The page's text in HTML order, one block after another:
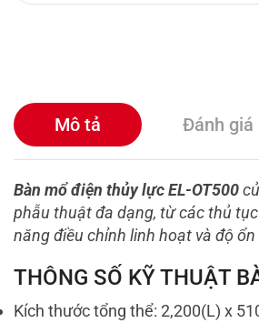
Mô tả Đánh giá
Bàn mổ điện thủy lực EL-OT500
phẫu thuật đa dạng, từ các thủ
năng điều chỉnh linh hoạt và độ ổn
THÔNG SỐ KỸ THUẬT
Kích thước tổng thể: 2,200(L) x